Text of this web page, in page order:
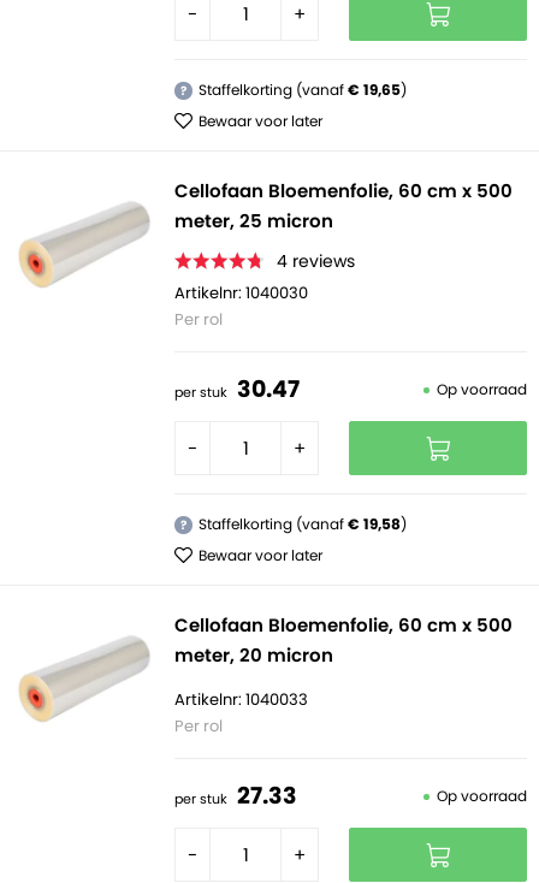
- +
? Staffelkorting (vanaf€ 19,65)
Bewaar voor later
Cellofaan Bloemenfolie, 60 cm x 500
meter, 25 micron
4 reviews
Artikelnr: 1040030
Per rol
per stuk 30.47 Op voorraad
- +
? Staffelkorting (vanaf€ 19,58)
Bewaar voor later
Cellofaan Bloemenfolie, 60 cm x 500
meter, 20 micron
Artikelnr: 1040033
Per rol
per stuk 27.33 Op voorraad
- +